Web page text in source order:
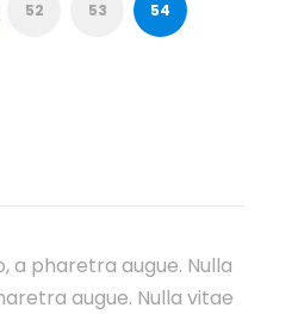
52 53 54
a pharetra augue. Nulla
augue. Nulla vitae